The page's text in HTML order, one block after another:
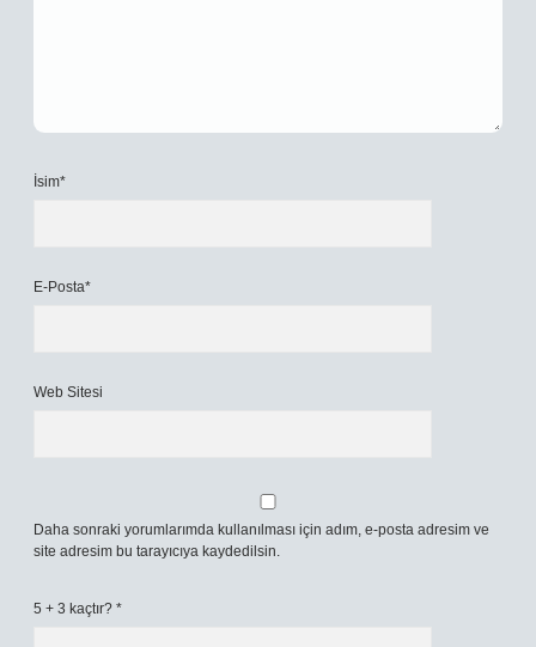
İsim*
E-Posta*
Web Sitesi
Daha sonraki yorumlarımda kullanılması için adım, e-posta adresim ve
site adresim bu tarayıcıya kaydedilsin.
5 + 3 kaçtır? *